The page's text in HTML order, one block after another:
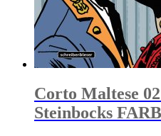
Corto Maltese
Steinbocks